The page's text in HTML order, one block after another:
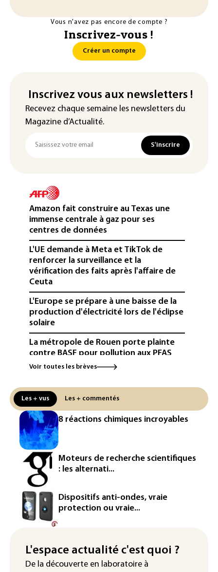
Vous n'avez pas encore de compte ?
Inscrivez-vous !
Créer un compte
Inscrivez vous aux newsletters !
Recevez chaque semaine les newsletters du
Magazine d’Actualité.
S'inscrire
Amazon fait construire au Texas une
immense centrale à gaz pour ses
centres de données
L'UE demande à Meta et TikTok de
renforcer la surveillance et la
vérification des faits après l'affaire de
Ceuta
L'Europe se prépare à une baisse de la
production d'électricité lors de l'éclipse
solaire
La métropole de Rouen porte plainte
contre BASF pour pollution aux PFAS
Canicule: à l'arrêt depuis fin juillet, la
réseau
Véhicules de livraison autonomes: la
France ouvre la voie à leur
homologation
Iris³: Eutelsat investira 3,4 milliards
d'euros dans la future constellation
européenne
Le magazine VSD racheté par
l'entrepreneur Vianney d'Alançon
La production française de maïs
"Retour en force" progressif de la
chaleur dans les prochains jours en
Voir toutes les brèves
Les + vus Les + commentés
8 réactions chimiques incroyables
Moteurs de recherche scientifiques
: les alternati...
Dispositifs anti-ondes, vraie
protection ou vraie...
L'espace actualité c'est quoi ?
De la découverte en laboratoire à